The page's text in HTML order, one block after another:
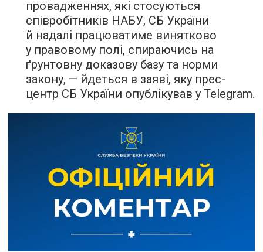
провадженнях, які стосуються
співробітників НАБУ, СБ України
й надалі працюватиме винятково
у правовому полі, спираючись на
ґрунтовну доказову базу та норми
закону, — йдеться в заяві, яку прес-
центр СБ України опублікував у Telegram.